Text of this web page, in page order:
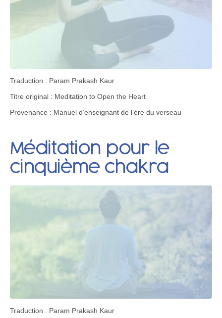
Traduction : Param Prakash Kaur
Titre original : Meditation to Open the Heart
Provenance : Manuel d’enseignant de l’ère du verseau
Méditation pour le
cinquième chakra
Traduction : Param Prakash Kaur